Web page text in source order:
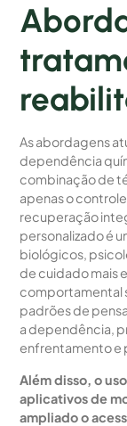
As abordagens
dependência
combinação de
apenas o
recuperação
personalizado é
biológicos,
de cuidado mais
comportamental
padrões de
a dependência,
enfrentamento e
Além disso, o
aplicativos de
ampliado o